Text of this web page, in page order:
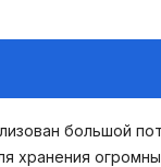
большой
хранения